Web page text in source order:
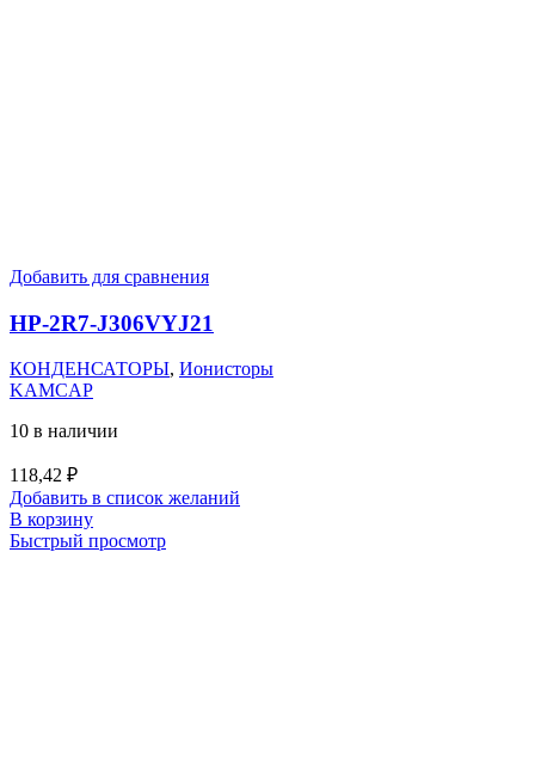
Добавить для сравнения
HP-2R7-J306VYJ21
КОНДЕНСАТОРЫ, Ионисторы
KAMCAP
10 в наличии
118,42 ₽
Добавить в список желаний
В корзину
Быстрый просмотр